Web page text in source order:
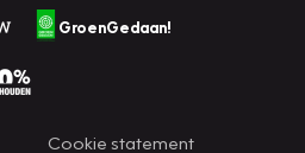
GroenGedaan!
Cookie statement